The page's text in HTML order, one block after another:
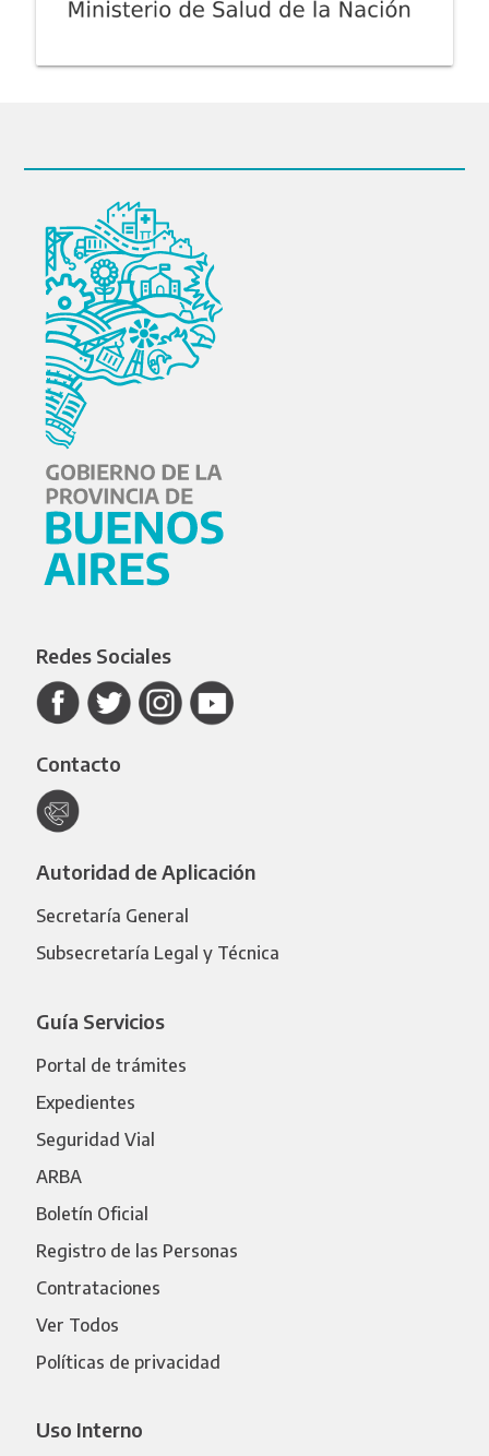
Redes Sociales
Contacto
Autoridad de Aplicación
Secretaría General
Subsecretaría Legal y Técnica
Guía Servicios
Portal de trámites
Expedientes
Seguridad Vial
ARBA
Boletín Oficial
Registro de las Personas
Contrataciones
Ver Todos
Políticas de privacidad
Uso Interno